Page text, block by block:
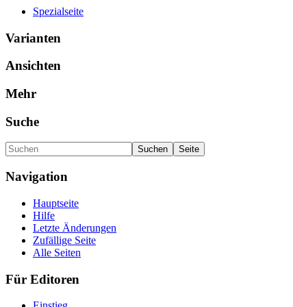
Spezialseite
Varianten
Ansichten
Mehr
Suche
Navigation
Hauptseite
Hilfe
Letzte Änderungen
Zufällige Seite
Alle Seiten
Für Editoren